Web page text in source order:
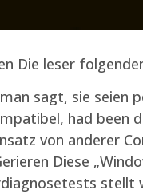
Die leser
sagt, sie seien
had been
von anderer
Diese